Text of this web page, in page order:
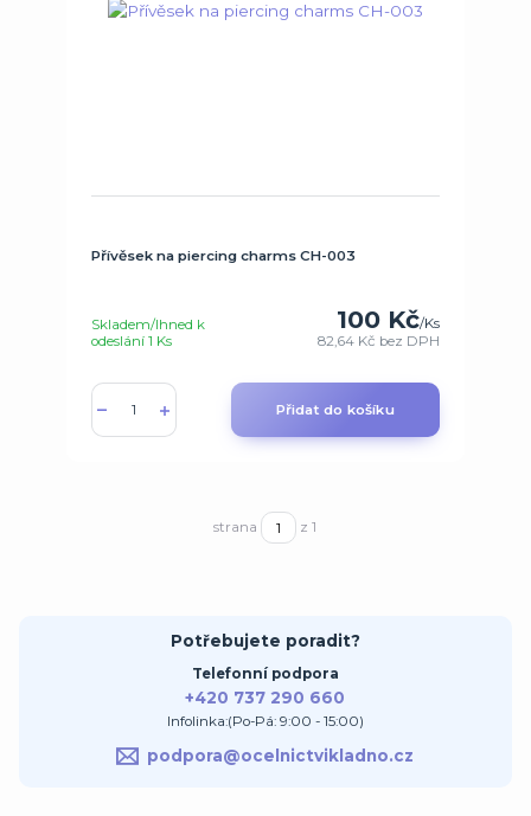
Přívěsek na piercing charms CH-003
100 Kč/Ks
82,64 Kč bez DPH
Skladem/Ihned k
odeslání 1 Ks
Přidat do košíku
strana z 1
Potřebujete poradit?
Telefonní podpora
+420 737 290 660
Infolinka:(Po-Pá: 9:00 - 15:00)
podpora@ocelnictvikladno.cz